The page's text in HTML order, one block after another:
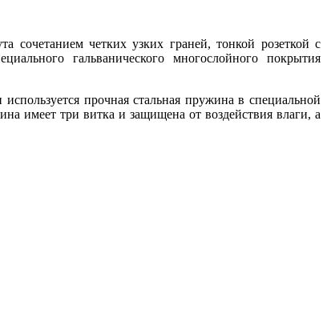
сочетанием четких узких граней, тонкой розеткой с
гальванического многослойного покрытия
прочная стальная пружина в специальной
имеет три витка и защищена от воздействия влаги, а